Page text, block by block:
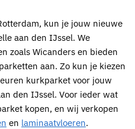
, kun je jouw nieuwe
aan den IJssel. We
zoals Wicanders en bieden
aan. Zo kun je kiezen
kurkparket voor jouw
den IJssel. Voor ieder wat
kopen, en wij verkopen
en laminaatvloeren.